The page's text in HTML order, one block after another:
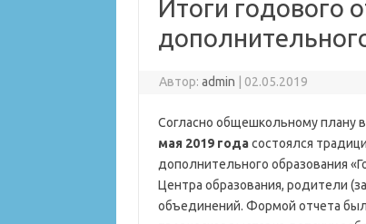
Итоги годового
Автор:admin 02.05.2019
Согласно общешкольному плану
мая 2019 годасостоялся
дополнительного образования
Центра образования, родители
объединений. Формой отчета